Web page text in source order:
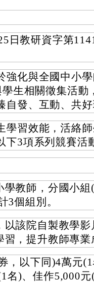
日教研資字第
強化與全國中小
生相關徵集活動
發、互動、共好
學習效能，活絡師
3項系列競賽活
教師，分國小組
3個組別。
該院自製教學影
，提升教師專業
，以下同)4萬元
)、佳作5,000元